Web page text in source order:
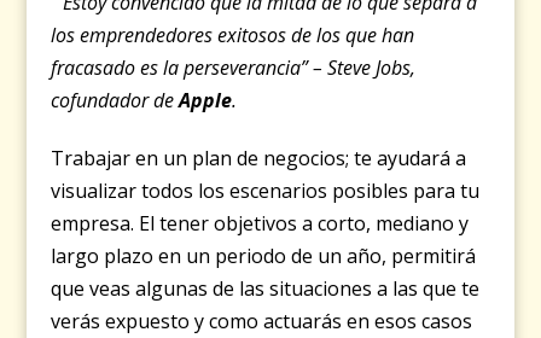
los emprendedores exitosos de los que han
fracasado es la perseverancia” – Steve Jobs,
cofundador deApple.
Trabajar en un plan de negocios; te ayudará a
visualizar todos los escenarios posibles para tu
empresa. El tener objetivos a corto, mediano y
largo plazo en un periodo de un año, permitirá
que veas algunas de las situaciones a las que te
verás expuesto y como actuarás en esos casos